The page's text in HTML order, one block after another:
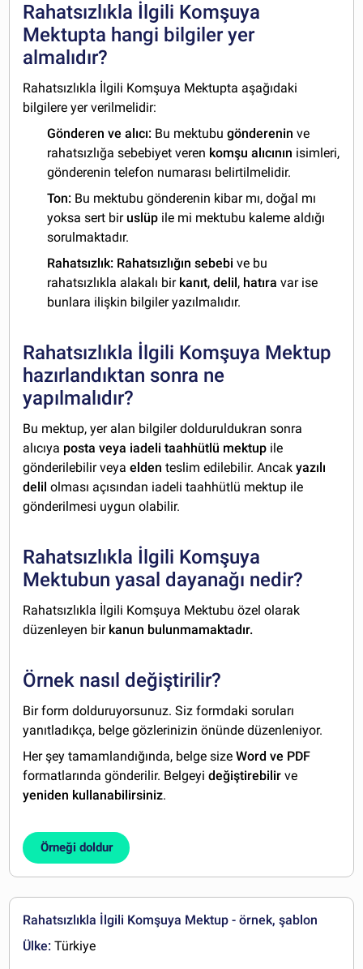
Rahatsızlıkla İlgili Komşuya
Mektupta hangi bilgiler yer
almalıdır?
Rahatsızlıkla İlgili Komşuya Mektupta aşağıdaki
bilgilere yer verilmelidir:
Gönderen ve alıcı: Bu mektubugönderenin ve
rahatsızlığa sebebiyet veren komşu alıcının isimleri,
gönderenin telefon numarası belirtilmelidir.
Ton: Bu mektubu gönderenin kibar mı, doğal mı
yoksa sert bir uslüp ile mi mektubu kaleme aldığı
sorulmaktadır.
Rahatsızlık: Rahatsızlığın sebebi ve bu
rahatsızlıkla alakalı bir kanıt,delil , hatıra var ise
bunlara ilişkin bilgiler yazılmalıdır.
Rahatsızlıkla İlgili Komşuya Mektup
hazırlandıktan sonra ne
yapılmalıdır?
Bu mektup, yer alan bilgiler dolduruldukran sonra
alıcıya posta veya iadeli taahhütlü mektup ile
gönderilebilir veyaelden teslim edilebilir. Ancakyazılı
delil olması açısından iadeli taahhütlü mektup ile
gönderilmesi uygun olabilir.
Rahatsızlıkla İlgili Komşuya
Mektubun yasal dayanağı nedir?
Rahatsızlıkla İlgili Komşuya Mektubu özel olarak
düzenleyen bir kanun bulunmamaktadır.
Örnek nasıl değiştirilir?
Bir form dolduruyorsunuz. Siz formdaki soruları
yanıtladıkça, belge gözlerinizin önünde düzenleniyor.
Her şey tamamlandığında, belge sizeWord ve PDF
formatlarında gönderilir. Belgeyideğiştirebilir ve
yeniden kullanabilirsiniz.
Örneği doldur
Rahatsızlıkla İlgili Komşuya Mektup - örnek, şablon
Ülke: Türkiye